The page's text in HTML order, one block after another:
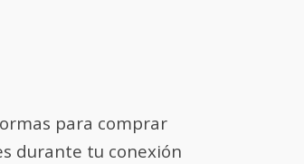
para comprar
durante tu conexión